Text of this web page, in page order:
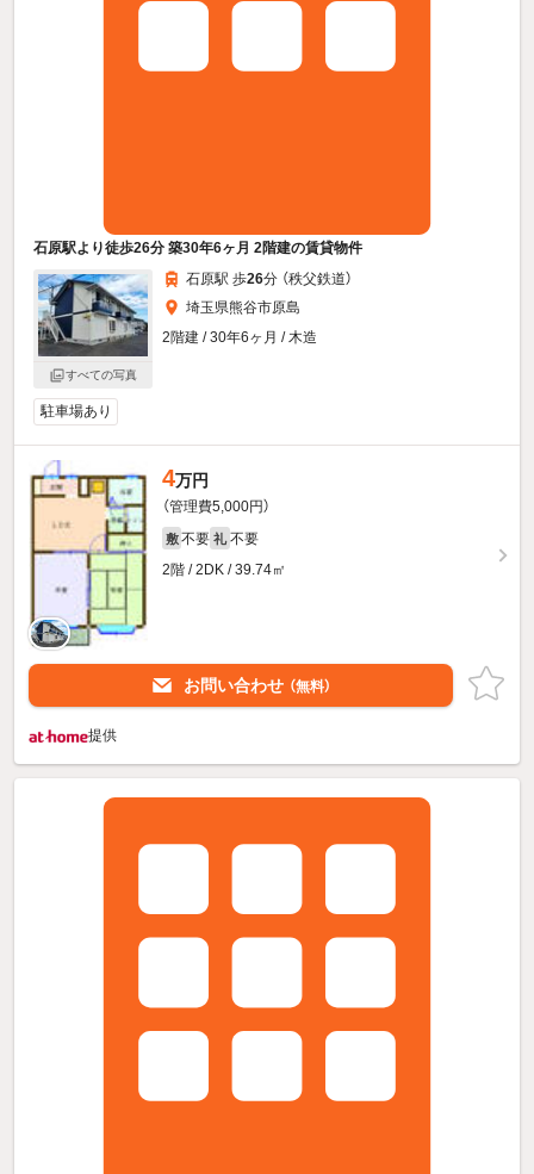
石原駅より徒歩26分 築30年6ヶ月 2階建の賃貸物件
すべての写真
石原駅 歩26分 （秩父鉄道）
埼玉県熊谷市原島
2階建 / 30年6ヶ月 / 木造
駐車場あり
4万円
（管理費5,000円）
敷 不要 礼 不要
2階 / 2DK / 39.74㎡
お問い合わせ （無料）
提供